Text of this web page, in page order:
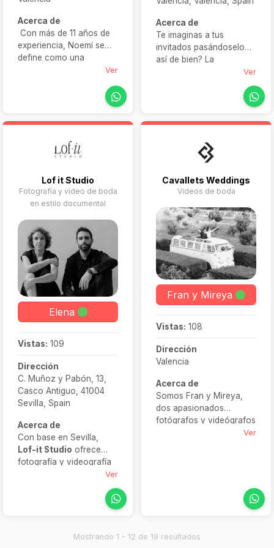
Acerca de
Con más de 11 años de
experiencia, Noemí se
define como una
fotógrafa soñadora que
verdaderas, retratando
profundo sentimiento. Su
estilo evita poses
imágenes que realmente
conectan con el corazón
de las parejas.
Ver
Acerca de
Te imaginas a tus
invitados pasándoselo
así de bien? La
Mientras unos bailan,
recuerdos y un punto
diferente que hace que
demás.
Ver
Lof it Studio
Fotografía y vídeo de boda
en estilo documental
Elena
Vistas: 109
Dirección
C. Muñoz y Pabón, 13,
Casco Antiguo, 41004
Sevilla, Spain
Acerca de
Con base en Sevilla,
Lof-it Studio ofrece
fotografía y videografía
enfocada en contar tu
historia con elegancia y
se centra en capturar
Ver
Cavallets Weddings
Vídeos de boda
Fran y Mireya
Vistas: 108
Dirección
Valencia
Acerca de
Somos Fran y Mireya,
dos apasionados
fotógrafos y videógrafos
de bodas, dedicados a
emoción, detalle y risa
que hacen que tu día sea
Ver
Mostrando 1 - 12 de 19 resultados